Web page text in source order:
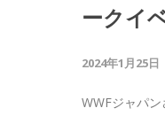
ークイ
2024年1月25日
WWFジャパン